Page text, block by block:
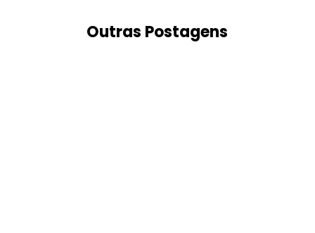
Outras Postagens